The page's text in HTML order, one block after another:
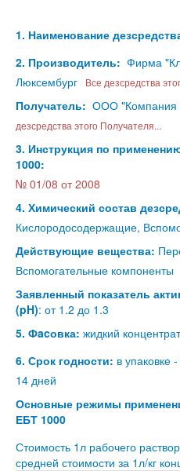
1. Наименование
2. Производитель: Фирма
Люксембург
Все дезсредства
Получатель: ООО "Компания
дезсредства этого Получателя...
3. Инструкция по
1000:
№ 01/08 от 2008
4. Химический состав
Кислородосодержащие,
Действующие вещества:
Вспомогательные компоненты
Заявленный показатель
(pH): от 1.2 до 1.3
5. Фacовка: жидкий
6. Срок годности: в упаковке
14 дней
Основные режимы
ЕБТ 1000
Стоимость 1л рабочего
средней стоимости за 1л/кг